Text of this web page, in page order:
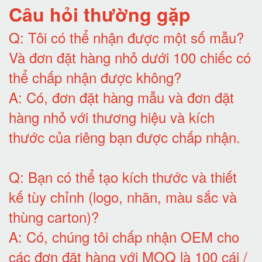
Câu hỏi thường gặp
Q: Tôi có thể nhận được một số mẫu?
Và đơn đặt hàng nhỏ dưới 100 chiếc có
thể chấp nhận được không?
A: Có, đơn đặt hàng mẫu và đơn đặt
hàng nhỏ với thương hiệu và kích
thước của riêng bạn được chấp nhận.
Q: Bạn có thể tạo kích thước và thiết
kế tùy chỉnh (logo, nhãn, màu sắc và
thùng carton)?
A: Có, chúng tôi chấp nhận OEM cho
các đơn đặt hàng với MOQ là 100 cái /